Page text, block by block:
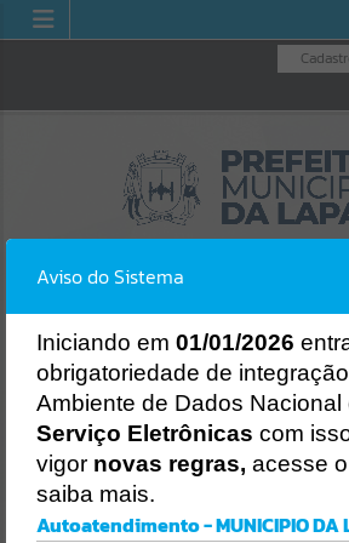
GERAL
DO MUNICÍPIO
LICITAÇÕES
Aviso do Sistema
Iniciando em 01/01/2026
obrigatoriedade de
Ambiente de Dados Nacional
Serviço Eletrônicas com
vigor novas regras, acesse
saiba mais.
Autoatendimento - MUNICIPIO DA
Erro
Gerenciamento do Sistema
Ocorreu um erro de script: